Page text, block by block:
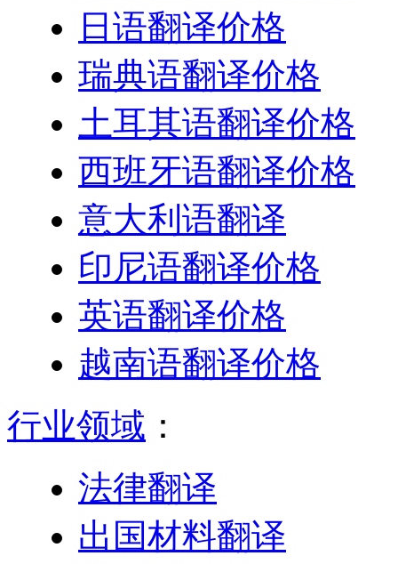
日语翻译价格
瑞典语翻译价格
土耳其语翻译价格
西班牙语翻译价格
意大利语翻译
印尼语翻译价格
英语翻译价格
越南语翻译价格
行业领域 ：
法律翻译
出国材料翻译